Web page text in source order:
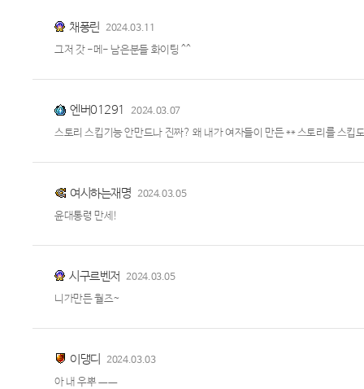
채퐁린 2024.03.11
그저 갓 -메- 남은분들 화이팅 ^^
엔버01291 2024.03.07
스토리 스킵기능 안만드나 진짜? 왜 내가 여자들이 만든 ** 스토리를 스킵
여시하는재명 2024.03.05
윤대통령 만세!
시구르벤저 2024.03.05
니가만든 월즈~
이댕디 2024.03.03
아 내 우뿌 ㅡㅡ